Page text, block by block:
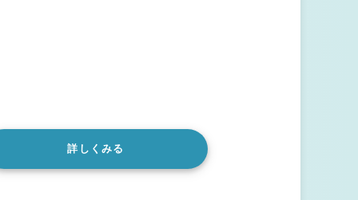
詳しくみる